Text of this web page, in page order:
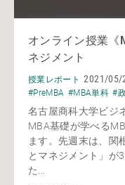
オンライン授業《
ネジメント
授業レポート 2021/05/
#PreMBA #MBA単科 #
名古屋商科大学ビジ
MBA基礎が学べる
ます。先週末は、関
とマネジメント」が
た...